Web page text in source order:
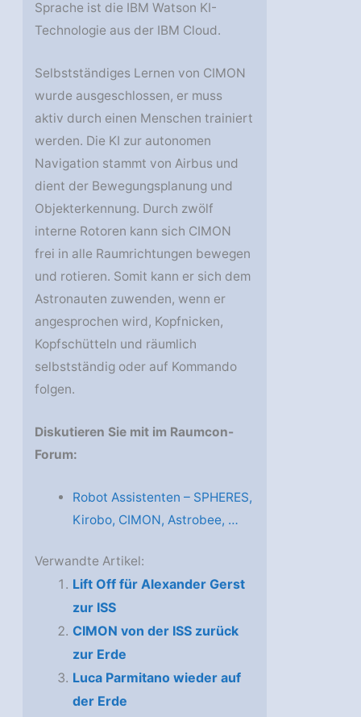
Sprache ist die IBM Watson KI-
Technologie aus der IBM Cloud.
Selbstständiges Lernen von CIMON
wurde ausgeschlossen, er muss
aktiv durch einen Menschen trainiert
werden. Die KI zur autonomen
Navigation stammt von Airbus und
dient der Bewegungsplanung und
Objekterkennung. Durch zwölf
interne Rotoren kann sich CIMON
frei in alle Raumrichtungen bewegen
und rotieren. Somit kann er sich dem
Astronauten zuwenden, wenn er
angesprochen wird, Kopfnicken,
Kopfschütteln und räumlich
selbstständig oder auf Kommando
folgen.
Diskutieren Sie mit im Raumcon-
Forum:
Robot Assistenten – SPHERES,
Kirobo, CIMON, Astrobee, …
Verwandte Artikel:
Lift Off für Alexander Gerst
zur ISS
CIMON von der ISS zurück
zur Erde
Luca Parmitano wieder auf
der Erde